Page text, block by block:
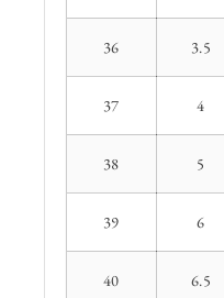
36 3.5
37 4
38 5
39 6
40 6.5